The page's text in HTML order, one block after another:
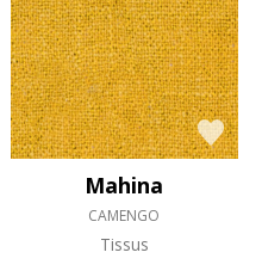
Mahina
CAMENGO
Tissus